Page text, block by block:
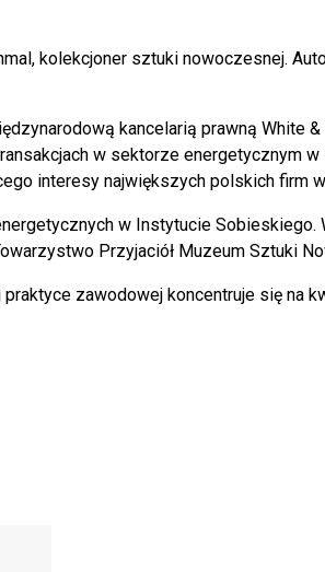
kolekcjoner sztuki nowoczesnej.
kancelarią prawną White
w sektorze
interesy największych polskich firm
w Instytucie
Przyjaciół Muzeum Sztuki
zawodowej koncentruje się na